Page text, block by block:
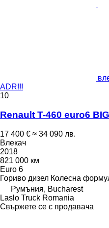
ADR!!!
10
Renault T-460 euro6
17 400 € ≈ 34 090 лв.
Влекач
2018
821 000 км
Euro 6
Гориво дизел Колесна
Румъния, Bucharest
Laslo Truck Romania
Свържете се с продавача